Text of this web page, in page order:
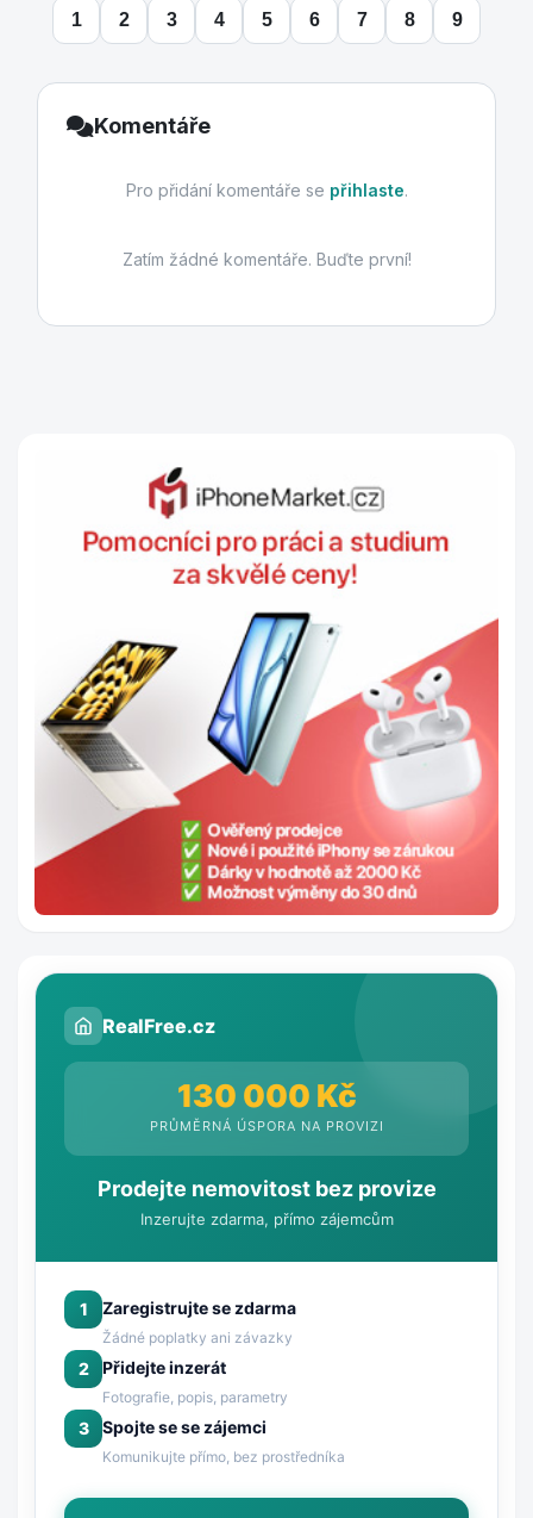
1 2 3 4 5 6 7 8 9
Komentáře
Pro přidání komentáře se přihlaste.
Zatím žádné komentáře. Buďte první!
RealFree.cz
130 000 Kč
PRŮMĚRNÁ ÚSPORA NA PROVIZI
Prodejte nemovitost bez provize
Inzerujte zdarma, přímo zájemcům
1 Zaregistrujte se zdarma
Žádné poplatky ani závazky
2 Přidejte inzerát
Fotografie, popis, parametry
3 Spojte se se zájemci
Komunikujte přímo, bez prostředníka